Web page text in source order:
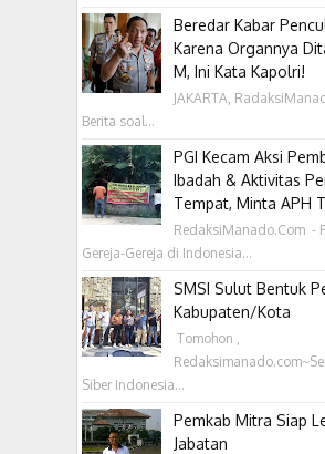
Beredar Kabar
Karena Organnya
M, Ini Kata Kapolri!
JAKARTA,
Berita soal...
PGI Kecam Aksi
Ibadah & Aktivitas
Tempat, Minta APH
RedaksiManado.Com -
Gereja-Gereja di Indonesia...
SMSI Sulut Bentuk
Kabupaten/Kota
‎ Tomohon ,
Siber Indonesia...
Pemkab Mitra Siap
Jabatan